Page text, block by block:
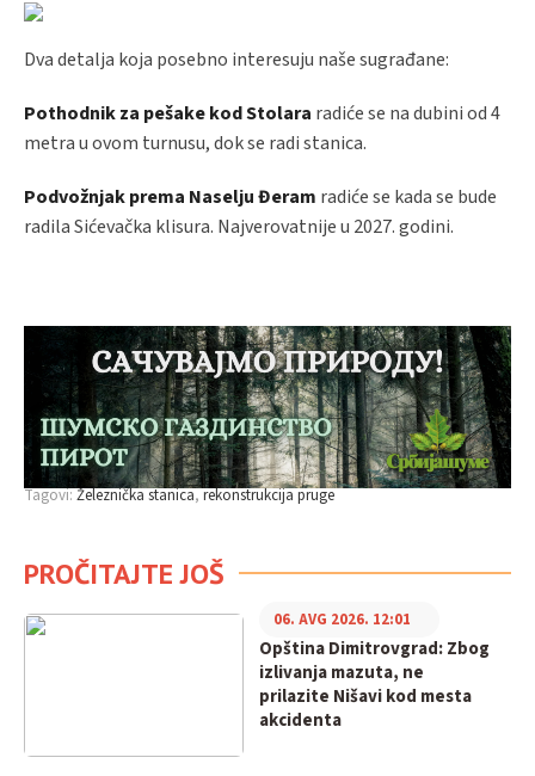
Dva detalja koja posebno interesuju naše sugrađane:
Pothodnik za pešake kod Stolara radiće se na dubini od 4
metra u ovom turnusu, dok se radi stanica.
Podvožnjak prema Naselju Đeram radiće se kada se bude
radila Sićevačka klisura. Najverovatnije u 2027. godini.
Tagovi:Železnička stanica rekonstrukcija pruge
PROČITAJTE JOŠ
Opština Dimitrovgrad: Zbog
izlivanja mazuta, ne
prilazite Nišavi kod mesta
akcidenta
06. AVG 2026. 12:01